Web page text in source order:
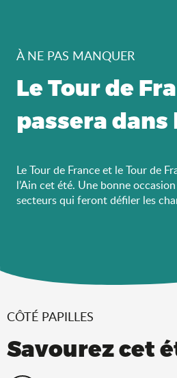
À NE PAS MANQUER
Le Tour de
passera
Le Tour de France et le Tour de
l’Ain cet été. Une bonne
secteurs qui feront défiler les
CÔTÉ PAPILLES
Savourez cet